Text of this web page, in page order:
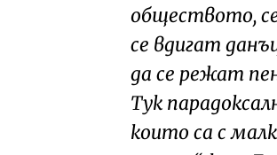
обществото,
се вдигат
да се режат
Тук
които са с